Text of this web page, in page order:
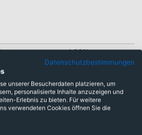
4,23%
4,09%
4,00%
Ltd.
Datenschutzbestimmungen
unserer Besucherdaten platzieren, um
personalisierte Inhalte anzuzeigen und
Erlebnis zu bieten. Für weitere
verwendeten Cookies öffnen Sie die